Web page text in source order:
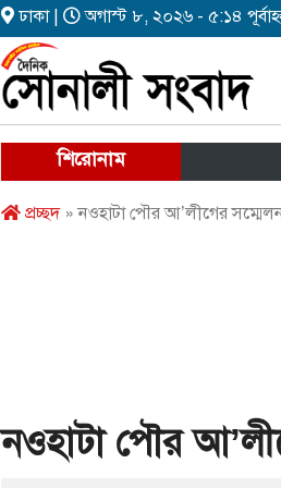
ঢাকা | অগাস্ট ৮, ২০২৬ - ৫:১৪
শিরোনাম
প্রচ্ছদ» নওহাটা পৌর আ’লীগের
নওহাটা পৌর